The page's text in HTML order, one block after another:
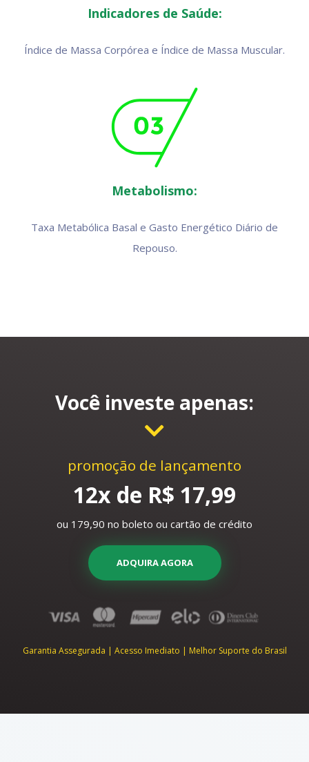
Indicadores de Saúde:
Índice de Massa Corpórea e Índice de Massa Muscular.
Metabolismo:
Taxa Metabólica Basal e Gasto Energético Diário de
Repouso.
Você investe apenas:
promoção de lançamento
12x de R$ 17,99
ou 179,90 no boleto ou cartão de crédito
ADQUIRA AGORA
Garantia Assegurada | Acesso Imediato | Melhor Suporte do Brasil